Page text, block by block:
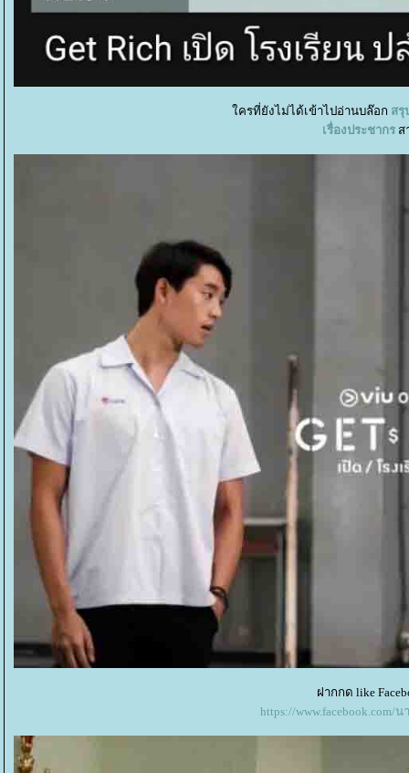
ครที่ยังไม่ได้เข้าไปอ่านบล๊อก สรุ
เรื่องประชากร ส
ฝากกด like
https://www.facebook.com/